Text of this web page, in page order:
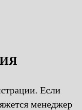
Eсли
менеджер